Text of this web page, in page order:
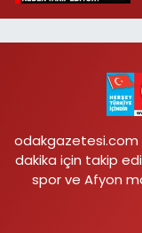
odakgazetesi.com
dakika için takip
spor ve Afyon